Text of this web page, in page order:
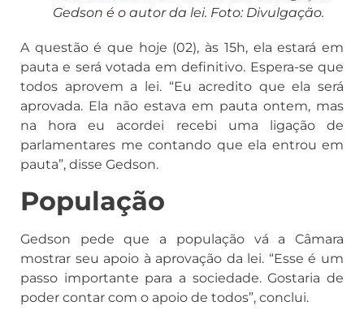
Gedson é o autor da lei. Foto: Divulgação.
A questão é que hoje (02), às 15h, ela estará em
pauta e será votada em definitivo. Espera-se que
todos aprovem a lei. “Eu acredito que ela será
aprovada. Ela não estava em pauta ontem, mas
na hora eu acordei recebi uma ligação de
parlamentares me contando que ela entrou em
pauta”, disse Gedson.
População
Gedson pede que a população vá a Câmara
mostrar seu apoio à aprovação da lei. “Esse é um
passo importante para a sociedade. Gostaria de
poder contar com o apoio de todos”, conclui.